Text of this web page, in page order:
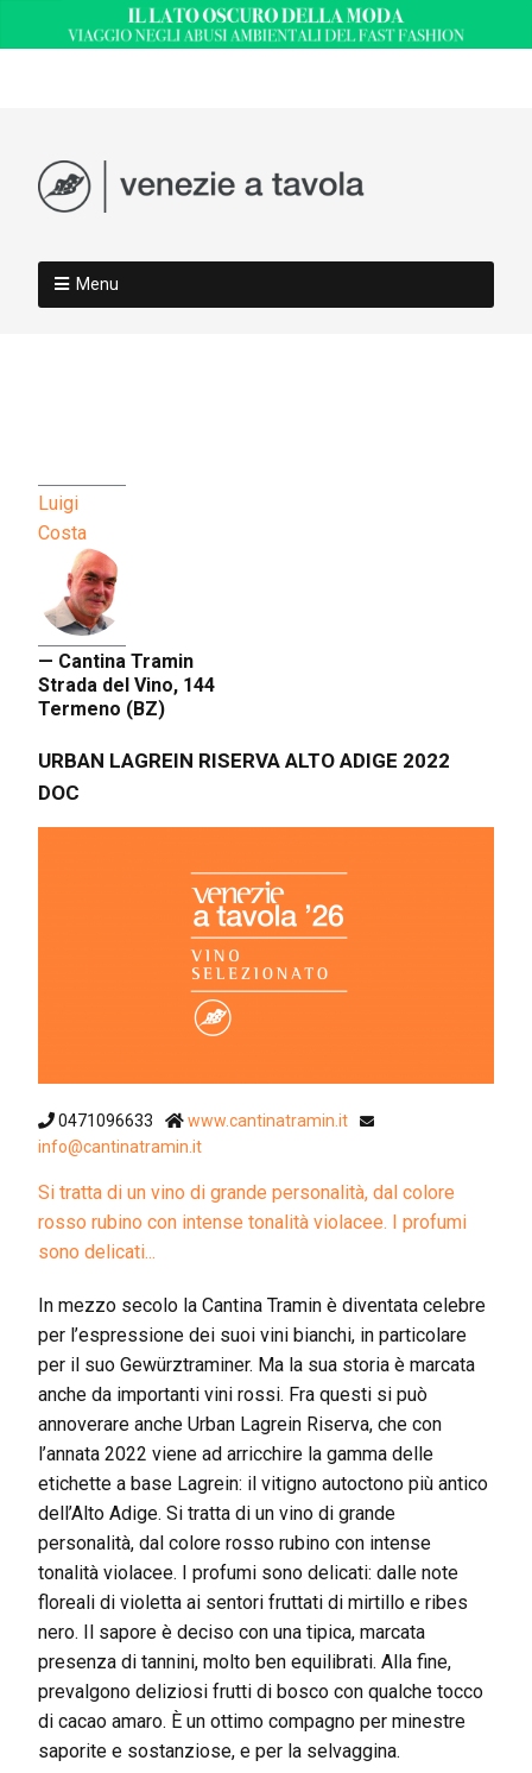
Menu
Luigi
Costa
— Cantina Tramin
Strada del Vino, 144
Termeno (BZ)
URBAN LAGREIN RISERVA ALTO ADIGE 2022
DOC
0471096633
www.cantinatramin.it
info@cantinatramin.it
Si tratta di un vino di grande personalità, dal colore
rosso rubino con intense tonalità violacee. I profumi
sono delicati...
In mezzo secolo la Cantina Tramin è diventata celebre
per l’espressione dei suoi vini bianchi, in particolare
per il suo Gewürztraminer. Ma la sua storia è marcata
anche da importanti vini rossi. Fra questi si può
annoverare anche Urban Lagrein Riserva, che con
l’annata 2022 viene ad arricchire la gamma delle
etichette a base Lagrein: il vitigno autoctono più antico
dell’Alto Adige. Si tratta di un vino di grande
personalità, dal colore rosso rubino con intense
tonalità violacee. I profumi sono delicati: dalle note
floreali di violetta ai sentori fruttati di mirtillo e ribes
nero. Il sapore è deciso con una tipica, marcata
presenza di tannini, molto ben equilibrati. Alla fine,
prevalgono deliziosi frutti di bosco con qualche tocco
di cacao amaro. È un ottimo compagno per minestre
saporite e sostanziose, e per la selvaggina.